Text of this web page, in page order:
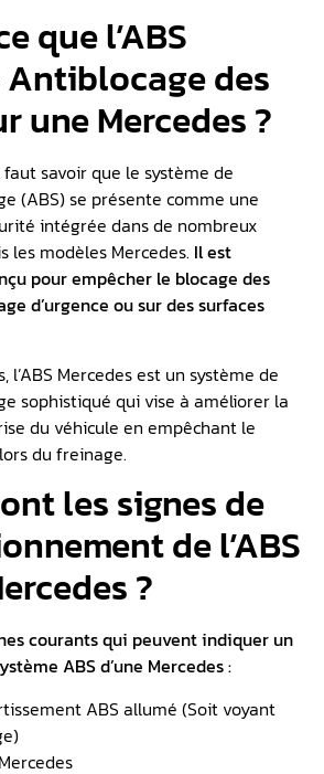
que l’ABS
Antiblocage des
une Mercedes ?
savoir que le système de
(ABS) se présente comme une
intégrée dans de nombreux
les modèles Mercedes. Il est
pour empêcher le blocage des
d’urgence ou sur des surfaces
l’ABS Mercedes est un système de
sophistiqué qui vise à améliorer la
du véhicule en empêchant le
du freinage.
les signes de
de l’ABS
?
courants qui peuvent indiquer un
ABS d’une Mercedes :
ABS allumé (Soit voyant